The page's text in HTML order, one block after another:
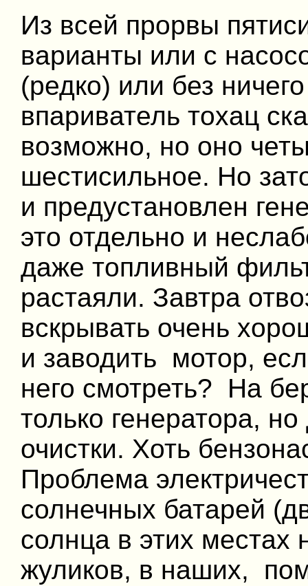
Из всей прорвы
варианты или с
(редко) или без
впариватель тохац
возможно, но оно
шестисильное. Но
и предустановлен
это отдельно и
даже топливный
растаяли. Завтра
вскрывать очень
и заводить мотор,
него смотреть? На
только генератора,
очистки. Хоть
Проблема
солнечных батарей
солнца в этих местах
жуликов, в наших,